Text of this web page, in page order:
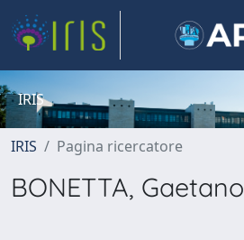
IRIS
IRIS Pagina ricercatore
BONETTA, Gaetano